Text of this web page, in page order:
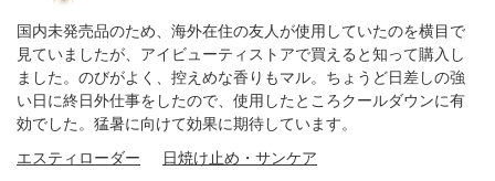
国内未発売品のため、海外在住の友人が使用していたのを横目で
見ていましたが、アイビューティストアで買えると知って購入し
ました。のびがよく、控えめな香りもマル。ちょうど日差しの強
い日に終日外仕事をしたので、使用したところクールダウンに有
効でした。猛暑に向けて効果に期待しています。
エスティローダー
日焼け止め・サンケア